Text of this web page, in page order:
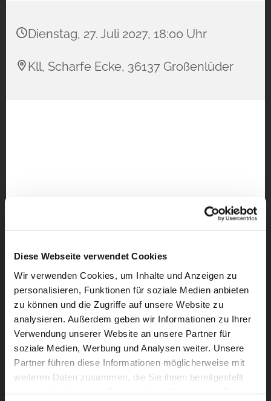
Diese Webseite verwendet Cookies
Wir verwenden Cookies, um Inhalte und Anzeigen zu
personalisieren, Funktionen für soziale Medien anbieten
zu können und die Zugriffe auf unsere Website zu
analysieren. Außerdem geben wir Informationen zu Ihrer
Verwendung unserer Website an unsere Partner für
soziale Medien, Werbung und Analysen weiter. Unsere
Partner führen diese Informationen möglicherweise mit
weiteren Daten zusammen, die Sie ihnen bereitgestellt
Dienstag, 27. Juli 2027, 18:00 Uhr
Kll, Scharfe Ecke, 36137 Großenlüder
Dies könnte Sie auch